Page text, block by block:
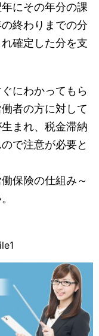
にその年分の課
終わりまでの分
確定した分を支
にわかってもら
者の方に対して
まれ、税金滞納
で注意が必要と
保険の仕組み～